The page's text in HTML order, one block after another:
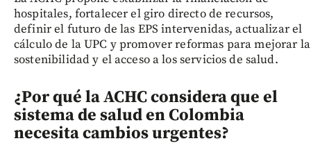
hospitales, fortalecer el giro directo de recursos,
definir el futuro de las EPS intervenidas, actualizar el
cálculo de la UPC y promover reformas para mejorar la
sostenibilidad y el acceso a los servicios de salud.
¿Por qué la ACHC considera que el
sistema de salud en Colombia
necesita cambios urgentes?